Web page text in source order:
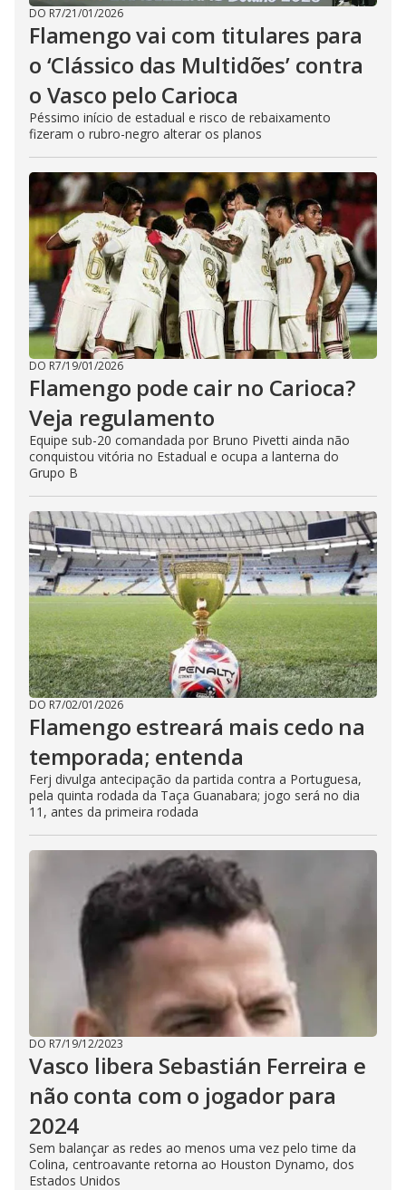
DO R7/21/01/2026
Flamengo vai com titulares para
o ‘Clássico das Multidões’ contra
o Vasco pelo Carioca
Péssimo início de estadual e risco de rebaixamento
fizeram o rubro-negro alterar os planos
DO R7/19/01/2026
Flamengo pode cair no Carioca?
Veja regulamento
Equipe sub-20 comandada por Bruno Pivetti ainda não
conquistou vitória no Estadual e ocupa a lanterna do
Grupo B
DO R7/02/01/2026
Flamengo estreará mais cedo na
temporada; entenda
Ferj divulga antecipação da partida contra a Portuguesa,
pela quinta rodada da Taça Guanabara; jogo será no dia
11, antes da primeira rodada
DO R7/19/12/2023
Vasco libera Sebastián Ferreira e
não conta com o jogador para
2024
Sem balançar as redes ao menos uma vez pelo time da
Colina, centroavante retorna ao Houston Dynamo, dos
Estados Unidos